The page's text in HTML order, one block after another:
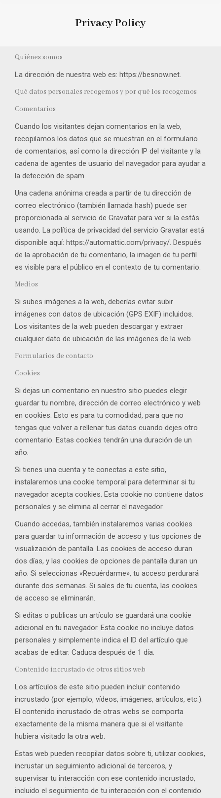
Privacy Policy
Quiénes somos
La dirección de nuestra web es: https://besnow.net.
Qué datos personales recogemos y por qué los recogemos
Comentarios
Cuando los visitantes dejan comentarios en la web,
recopilamos los datos que se muestran en el formulario
de comentarios, así como la dirección IP del visitante y la
cadena de agentes de usuario del navegador para ayudar a
la detección de spam.
Una cadena anónima creada a partir de tu dirección de
correo electrónico (también llamada hash) puede ser
proporcionada al servicio de Gravatar para ver si la estás
usando. La política de privacidad del servicio Gravatar está
disponible aquí: https://automattic.com/privacy/. Después
de la aprobación de tu comentario, la imagen de tu perfil
es visible para el público en el contexto de tu comentario.
Medios
Si subes imágenes a la web, deberías evitar subir
imágenes con datos de ubicación (GPS EXIF) incluidos.
Los visitantes de la web pueden descargar y extraer
cualquier dato de ubicación de las imágenes de la web.
Formularios de contacto
Cookies
Si dejas un comentario en nuestro sitio puedes elegir
guardar tu nombre, dirección de correo electrónico y web
en cookies. Esto es para tu comodidad, para que no
tengas que volver a rellenar tus datos cuando dejes otro
comentario. Estas cookies tendrán una duración de un
año.
Si tienes una cuenta y te conectas a este sitio,
instalaremos una cookie temporal para determinar si tu
navegador acepta cookies. Esta cookie no contiene datos
personales y se elimina al cerrar el navegador.
Cuando accedas, también instalaremos varias cookies
para guardar tu información de acceso y tus opciones de
visualización de pantalla. Las cookies de acceso duran
dos días, y las cookies de opciones de pantalla duran un
año. Si seleccionas «Recuérdarme», tu acceso perdurará
durante dos semanas. Si sales de tu cuenta, las cookies
de acceso se eliminarán.
Si editas o publicas un artículo se guardará una cookie
adicional en tu navegador. Esta cookie no incluye datos
personales y simplemente indica el ID del artículo que
acabas de editar. Caduca después de 1 día.
Contenido incrustado de otros sitios web
Los artículos de este sitio pueden incluir contenido
incrustado (por ejemplo, vídeos, imágenes, artículos, etc.).
El contenido incrustado de otras webs se comporta
exactamente de la misma manera que si el visitante
hubiera visitado la otra web.
Estas web pueden recopilar datos sobre ti, utilizar cookies,
incrustar un seguimiento adicional de terceros, y
supervisar tu interacción con ese contenido incrustado,
incluido el seguimiento de tu interacción con el contenido